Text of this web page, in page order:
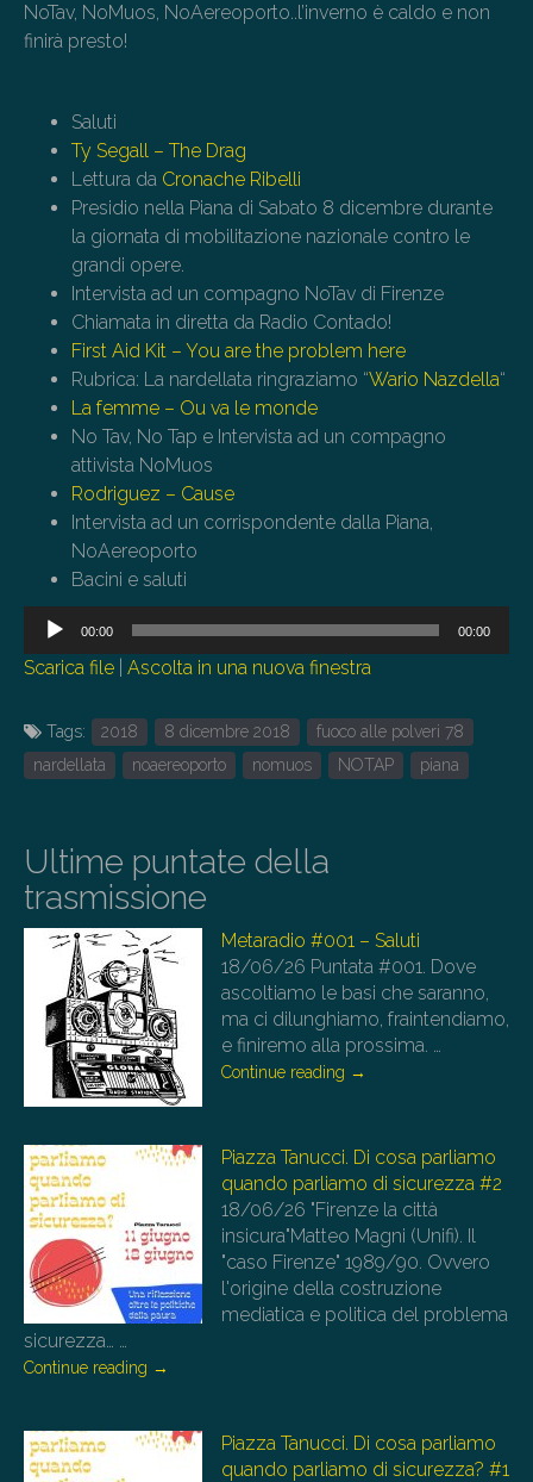
NoTav, NoMuos, NoAereoporto..l’inverno è caldo e non
finirà presto!
Saluti
Ty Segall – The Drag
Lettura da Cronache Ribelli
Presidio nella Piana di Sabato 8 dicembre durante
la giornata di mobilitazione nazionale contro le
grandi opere.
Intervista ad un compagno NoTav di Firenze
Chiamata in diretta da Radio Contado!
First Aid Kit – You are the problem here
Rubrica: La nardellata ringraziamo “Wario Nazdella“
La femme – Ou va le monde
No Tav, No Tap e Intervista ad un compagno
attivista NoMuos
Rodriguez – Cause
Intervista ad un corrispondente dalla Piana,
NoAereoporto
Bacini e saluti
Audio
00:00 00:00
Scarica file Ascolta in una nuova finestra
Tags: 2018 8 dicembre 2018
fuoco alle polveri 78
nardellata
noaereoporto nomuos NOTAP piana
Ultime puntate della
trasmissione
Metaradio #001 – Saluti
18/06/26 Puntata #001. Dove
ascoltiamo le basi che saranno,
ma ci dilunghiamo, fraintendiamo,
e finiremo alla prossima. …
Continue reading →
Piazza Tanucci. Di cosa parliamo
quando parliamo di sicurezza #2
18/06/26 "Firenze la città
insicura"Matteo Magni (Unifi). Il
"caso Firenze" 1989/90. Ovvero
l'origine della costruzione
mediatica e politica del problema
sicurezza… …
Continue reading →
Piazza Tanucci. Di cosa parliamo
quando parliamo di sicurezza? #1